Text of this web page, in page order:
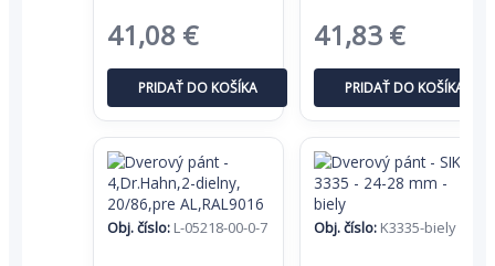
Pôvodná
cena
bola:
63,20 €.
41,08 €Aktuálna
cena
je:
41,08 €.
PRIDAŤ DO KOŠÍKA
Pôvodná
cena
bola:
64,35 €.
41,83 €
cena
je:
41,83
PRIDAŤ DO KOŠÍKA
Obj. číslo: L-05218-00-0-7 Obj. číslo: K3335-biely